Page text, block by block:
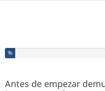
Ha completado el % de este
%
Antes de empezar